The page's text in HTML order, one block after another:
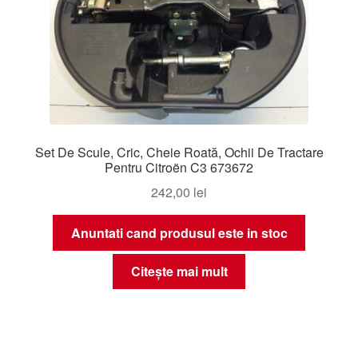
Set De Scule, Cric, Cheie Roată, Ochii De Tractare
Pentru Citroën C3 673672
242,00 lei
Anuntati cand produsul este in stoc
Citește mai mult